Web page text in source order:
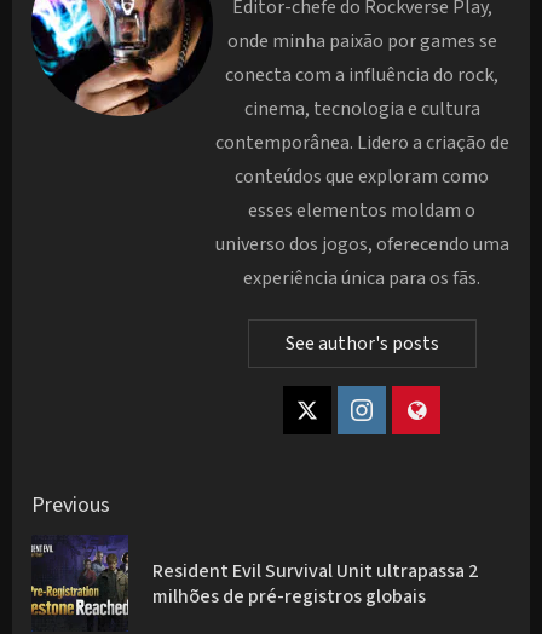
Editor-chefe do Rockverse Play,
onde minha paixão por games se
conecta com a influência do rock,
cinema, tecnologia e cultura
contemporânea. Lidero a criação de
conteúdos que exploram como
esses elementos moldam o
universo dos jogos, oferecendo uma
experiência única para os fãs.
See author's posts
Post
navigation
Previous
Resident Evil Survival Unit ultrapassa 2
milhões de pré-registros globais